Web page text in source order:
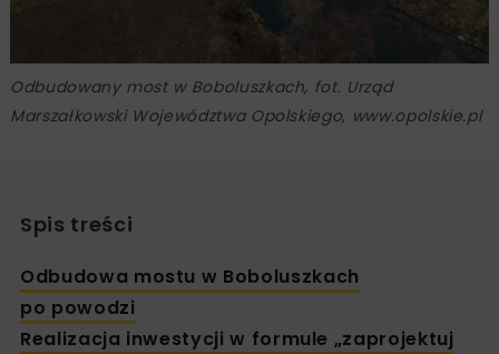
Odbudowany most w Boboluszkach, fot. Urząd
Marszałkowski Województwa Opolskiego, www.opolskie.pl
Spis treści
Odbudowa mostu w Boboluszkach
po powodzi
Realizacja inwestycji w formule „zaprojektuj